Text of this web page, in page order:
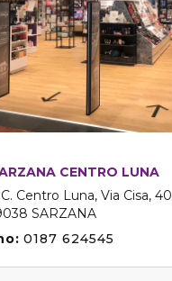
CENTRO LUNA
Centro Luna, Via Cisa 40
SARZANA
0187 624545